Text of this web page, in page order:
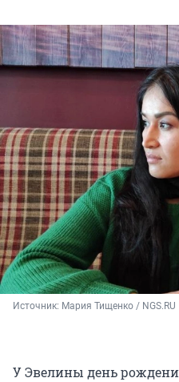
Источник: Мария Тищенко / NGS.RU
У Эвелины день